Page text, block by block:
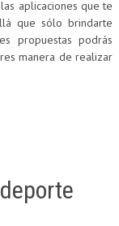
aplicaciones que te
que sólo brindarte
propuestas podrás
manera de realizar